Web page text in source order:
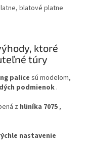
blatové platne
ktoré
túry
palice sú modelom,
podmienok .
z hliníka 7075,
nastavenie